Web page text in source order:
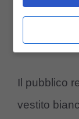
Il
–
Il pubblico
vestito